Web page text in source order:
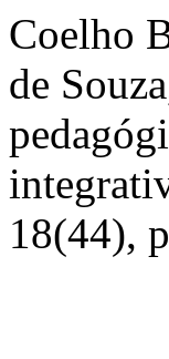
Coelho
de
18(44),